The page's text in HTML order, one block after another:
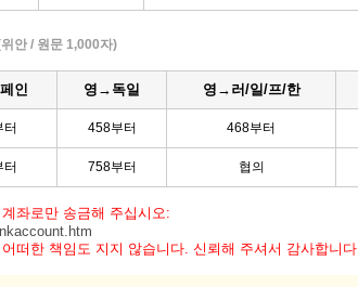
안 / 원문 1,000자)
인 영→독일 영→러/일/프/한
터 458부터 468부터
터 758부터 협의
좌로만 송금해 주십시오:
떠한 책임도 지지 않습니다. 신뢰해 주셔서 감사합니다.